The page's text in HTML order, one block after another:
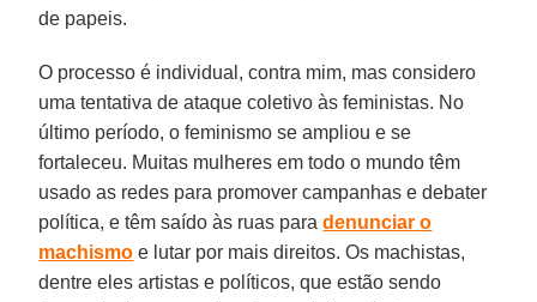
de papeis.
O processo é individual, contra mim, mas considero
uma tentativa de ataque coletivo às feministas. No
último período, o feminismo se ampliou e se
fortaleceu. Muitas mulheres em todo o mundo têm
usado as redes para promover campanhas e debater
política, e têm saído às ruas paradenunciar o
machismo e lutar por mais direitos. Os machistas,
dentre eles artistas e políticos, que estão sendo